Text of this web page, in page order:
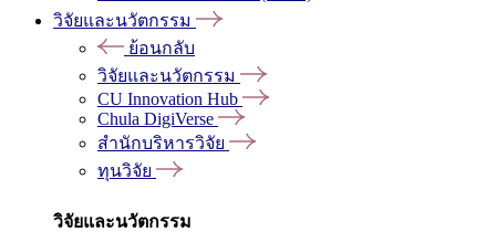
วิจัยและนวัตกรรม
ย้อนกลับ
วิจัยและนวัตกรรม
CU Innovation Hub
Chula DigiVerse
สำนักบริหารวิจัย
ทุนวิจัย
วิจัยและนวัตกรรม